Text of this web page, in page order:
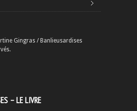
Gingras / Banlieusardises
– LE LIVRE